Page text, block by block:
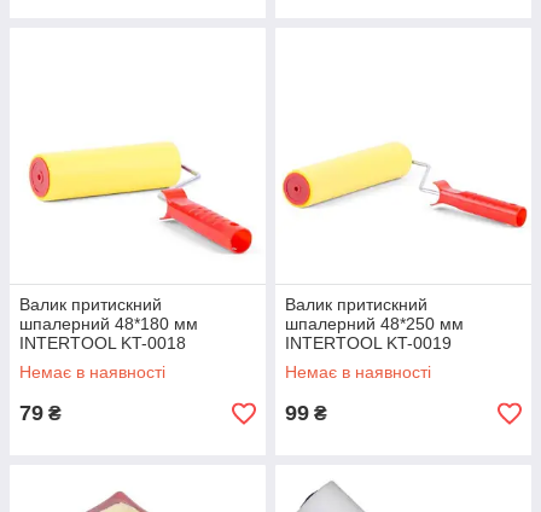
Валик притискний
шпалерний 48*180 мм
INTERTOOL KT-0018
Немає в наявності
79 ₴
Валик притискний
шпалерний 48*250 мм
INTERTOOL KT-0019
Немає в наявності
99 ₴